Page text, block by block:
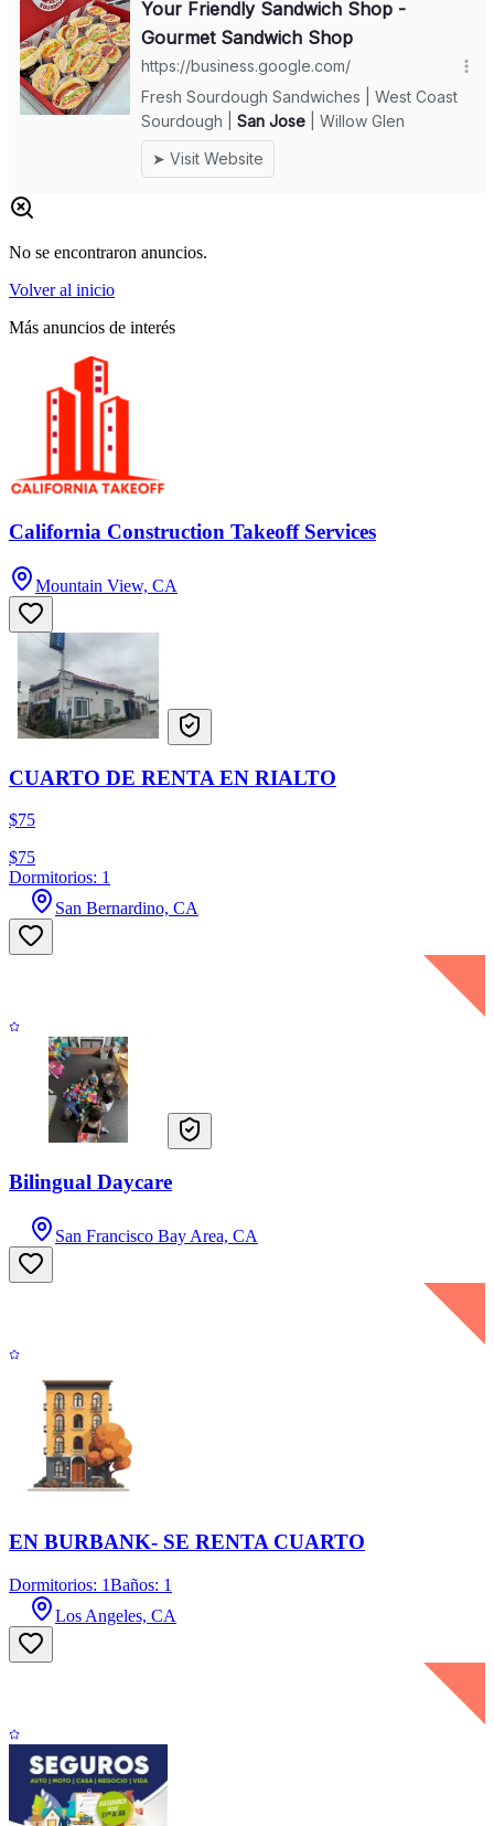
No se encontraron anuncios.
Volver al inicio
Más anuncios de interés
California Construction Takeoff Services
Mountain View, CA
CUARTO DE RENTA EN RIALTO
$75
$75
Dormitorios: 1
San Bernardino, CA
Bilingual Daycare
San Francisco Bay Area, CA
EN BURBANK- SE RENTA CUARTO
Dormitorios: 1Baños: 1
Los Angeles, CA